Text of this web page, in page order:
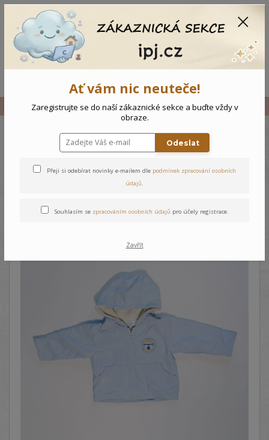
Vše Kojenecká bunda Cirkus
Kojenecká bunda Cirkus
Ať vám nic neuteče!
Zaregistrujte se do naší zákaznické sekce a buďte vždy v
obraze.
Odeslat
Přeji si odebírat novinky e-mailem dle podmínek zpracování osobních
údajů.
Souhlasím se zpracováním osobních údajů pro účely registrace.
Zavřít